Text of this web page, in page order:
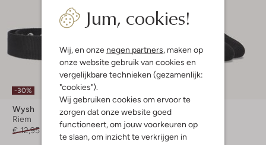
Jum, cookies!
Wij, en onze negen partners, maken op
onze website gebruik van cookies en
vergelijkbare technieken (gezamenlijk:
"cookies").
Wij gebruiken cookies om ervoor te
zorgen dat onze website goed
functioneert, om jouw voorkeuren op
te slaan, om inzicht te verkrijgen in
-30%
Wysh
Riem
€ 12,95
€ 8,95
Tommy Hilfiger
Sokken
€ 8,99